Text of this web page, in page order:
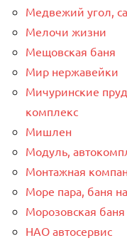
Медвежий угол,
Мелочи жизни
Мещовская баня
Мир нержавейки
Мичуринские
комплекс
Мишлен
Модуль,
Монтажная
Море пара, баня
Морозовская баня
НАО автосервис